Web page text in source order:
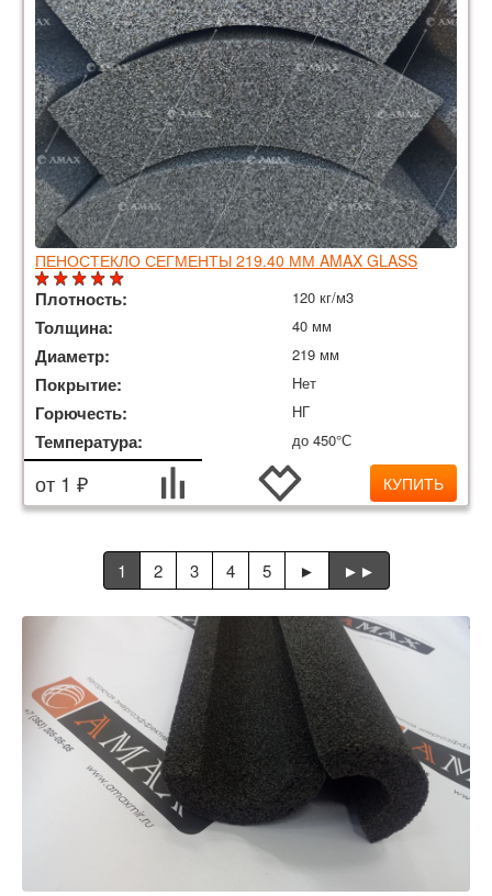
ПЕНОСТЕКЛО СЕГМЕНТЫ 219.40 ММ AMAX GLASS
Плотность: 120 кг/м3
Толщина: 40 мм
Диаметр: 219 мм
Покрытие: Нет
Горючесть: НГ
Температура: до 450°С
от 1 ₽ КУПИТЬ
1 2 3 4 5 ► ►►